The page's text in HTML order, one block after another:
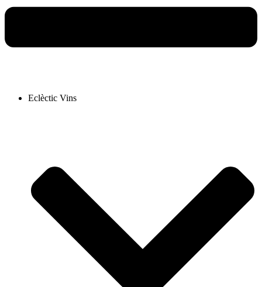
Eclèctic Vins